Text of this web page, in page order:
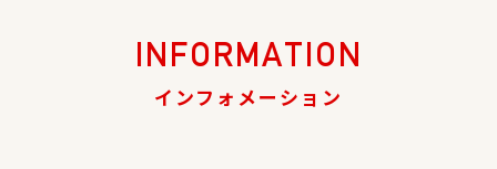
INFORMATION
インフォメーション